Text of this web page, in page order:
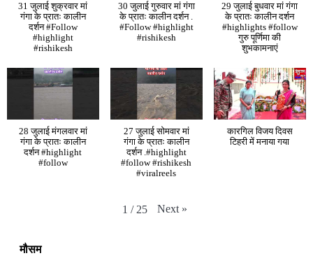
31 जुलाई शुक्रवार मां
गंगा के प्रातः कालीन
दर्शन #Follow
#highlight
#rishikesh
30 जुलाई गुरुवार मां गंगा
के प्रातः कालीन दर्शन .
#Follow #highlight
#rishikesh
29 जुलाई बुधवार मां गंगा
के प्रातः कालीन दर्शन
#highlights #follow
गुरु पूर्णिमा की
शुभकामनाएं
28 जुलाई मंगलवार मां
गंगा के प्रातः कालीन
दर्शन #highlight
#follow
27 जुलाई सोमवार मां
गंगा के प्रातः कालीन
दर्शन .#highlight
#follow #rishikesh
#viralreels
कारगिल विजय दिवस
टिहरी में मनाया गया
1 / 25 Next »
मौसम